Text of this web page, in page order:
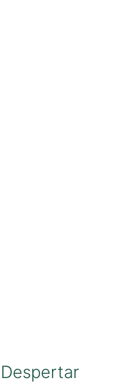
Despertar